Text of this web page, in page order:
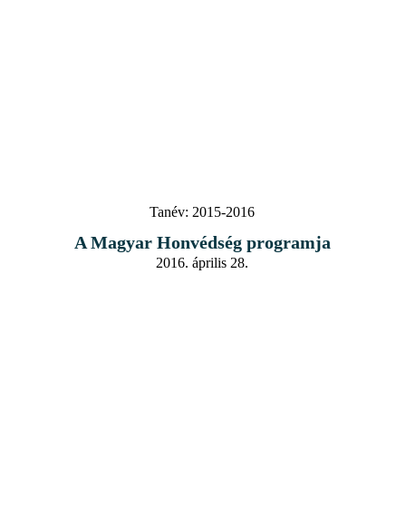
Tanév: 2015-2016
A Magyar Honvédség programja
2016. április 28.